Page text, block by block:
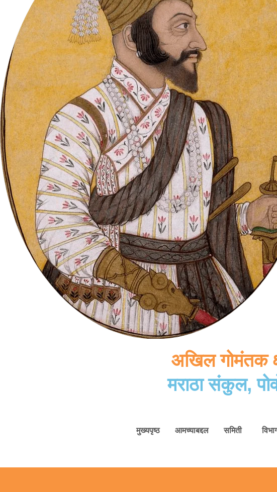
अखिल गोमंतक
मराठा संकुल,
मुख्यपृष्ठ आमच्याबद्दल समिती